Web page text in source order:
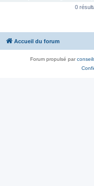
0
Accueil du forum
Forum propulsé par